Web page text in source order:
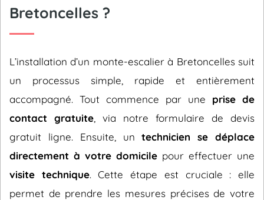
Bretoncelles ?
L’installation d’un monte-escalier à Bretoncelles suit
un processus simple, rapide et entièrement
accompagné. Tout commence par une prise de
contact gratuite , via notre formulaire de devis
gratuit ligne. Ensuite, untechnicien se déplace
directement à votre domicile pour effectuer une
visite technique. Cette étape est cruciale : elle
permet de prendre les mesures précises de votre